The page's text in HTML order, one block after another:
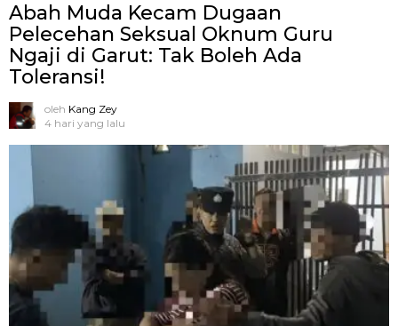
Abah Muda Kecam Dugaan
Pelecehan Seksual Oknum Guru
Ngaji di Garut: Tak Boleh Ada
Toleransi!
oleh Kang Zey
4 hari yang lalu